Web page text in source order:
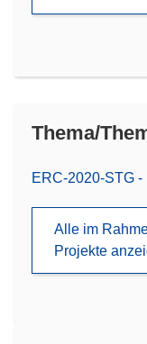
Thema/
ERC-2020-STG
Alle im
Projekte